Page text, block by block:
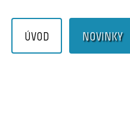
ÚVOD NOVINKY